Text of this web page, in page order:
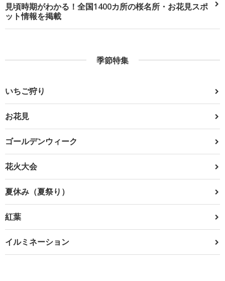
見頃時期がわかる！全国1400カ所の桜名所・お花見スポ
ット情報を掲載
季節特集
いちご狩り
お花見
ゴールデンウィーク
花火大会
夏休み（夏祭り）
紅葉
イルミネーション